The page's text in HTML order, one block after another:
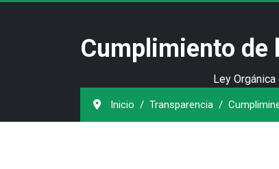
Cumplimiento de
Ley
Inicio Transparencia